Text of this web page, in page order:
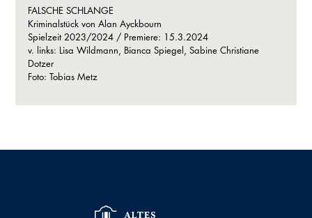
FALSCHE SCHLANGE
Kriminalstück von Alan Ayckbourn
Spielzeit 2023/2024 / Premiere: 15.3.2024
v. links: Lisa Wildmann, Bianca Spiegel, Sabine Christiane
Dotzer
Foto: Tobias Metz